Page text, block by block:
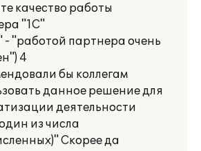
качество работы
"1С"
- "работой партнера очень
4
бы коллегам
данное решение для
деятельности
из числа
Скорее да